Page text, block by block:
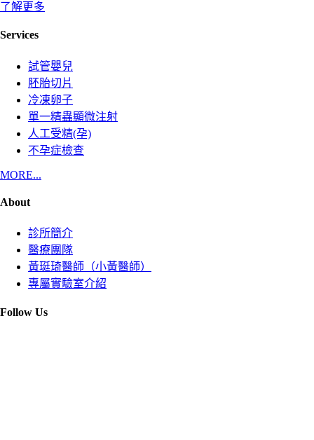
了解更多
Services
試管嬰兒
胚胎切片
冷凍卵子
單一精蟲顯微注射
人工受精(孕)
不孕症檢查
MORE...
About
診所簡介
醫療團隊
黃珽琦醫師（小黃醫師）
專屬實驗室介紹
Follow Us